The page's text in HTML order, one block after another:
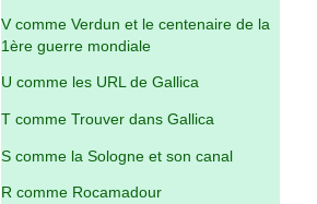
V comme Verdun et le centenaire de la
1ère guerre mondiale
U comme les URL de Gallica
T comme Trouver dans Gallica
S comme la Sologne et son canal
R comme Rocamadour